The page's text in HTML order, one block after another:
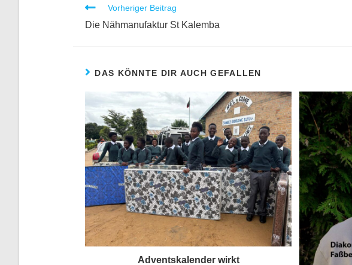
Vorheriger Beitrag
Die Nähmanufaktur St Kalemba
DAS KÖNNTE DIR AUCH GEFALLEN
Adventskalender wirkt